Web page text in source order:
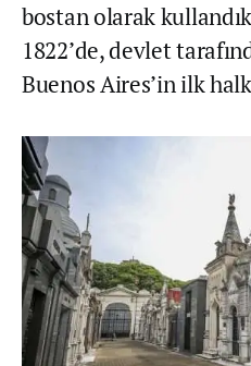
bostan olarak
1822’de, devlet
Buenos Aires’in ilk